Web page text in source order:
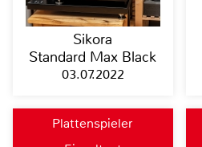
Sikora
Standard Max Black
03.07.2022
Plattenspieler